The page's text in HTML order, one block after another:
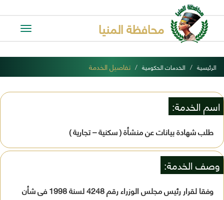
Toggle
محافظة المنيا
الرئيسية الخدمات الحكومية تفاصيل الخدمة
اسم الخدمة:
طلب شهادة بيانات عن منشأة ( سكنية – تجارية )
وصف الخدمة:
وفقا لقرار رئيس مجلس الوزراء رقم 4248 لسنة 1998 فى شأن